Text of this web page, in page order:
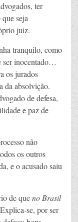
ter
seja
juiz.
tranquilo, como
ser inocentado…
os jurados
da absolvição.
de defesa,
e paz de
não
os outros
e o acusado saiu
de queno Brasil
se, por ser